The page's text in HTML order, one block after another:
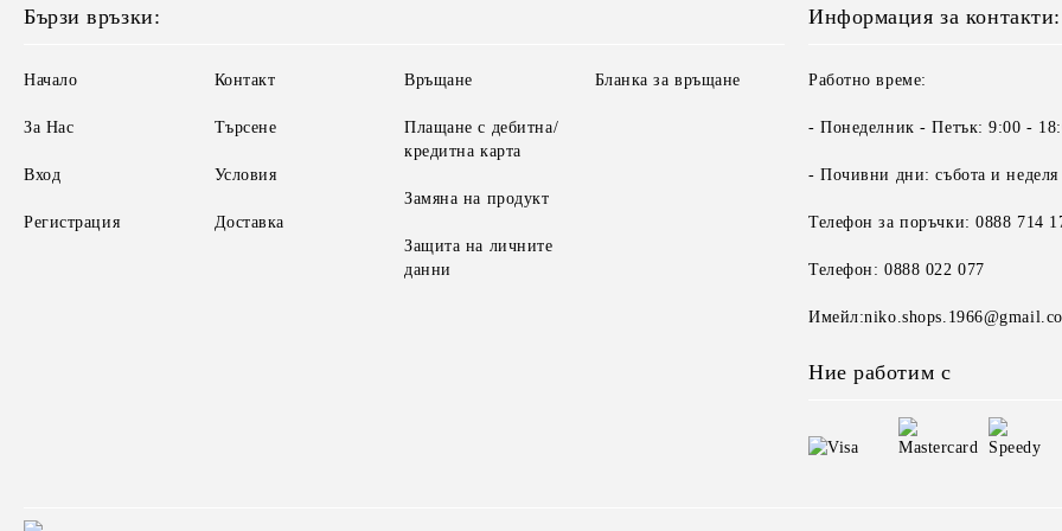
Бързи връзки:
Начало
За Нас
Вход
Регистрация
Контакт
Търсене
Условия
Доставка
Връщане
Плащане с дебитна/
кредитна карта
Замяна на продукт
Защита на личните
данни
Бланка за връщане
Информация за контакти:
Работно време:
- Понеделник - Петък: 9:00 -
- Почивни дни: събота и неделя
Телефон за поръчки: 0888 714
Телефон: 0888 022 077
Ние работим с